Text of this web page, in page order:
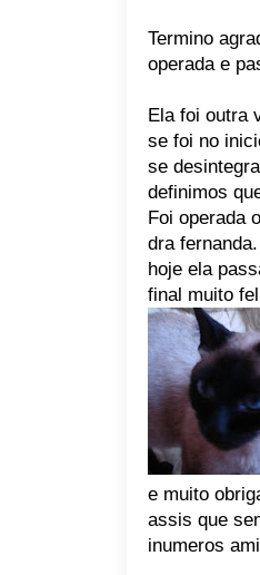
Termino
operada e
Ela foi outra
se foi no
se
definimos
Foi operada
dra fernanda.
hoje ela
final muito
e muito
assis que
inumeros